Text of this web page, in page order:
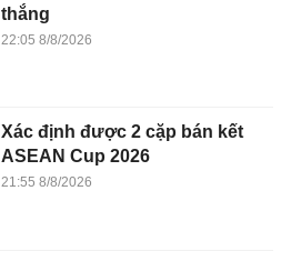
thắng
22:05 8/8/2026
Xác định được 2 cặp bán kết
ASEAN Cup 2026
21:55 8/8/2026